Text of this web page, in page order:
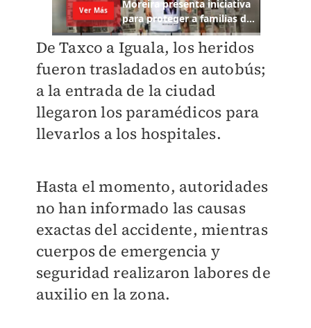
De Taxco a Iguala, los heridos
fueron trasladados en autobús;
a la entrada de la ciudad
llegaron los paramédicos para
llevarlos a los hospitales.
Hasta el momento, autoridades
no han informado las causas
exactas del accidente, mientras
cuerpos de emergencia y
seguridad realizaron labores de
auxilio en la zona.